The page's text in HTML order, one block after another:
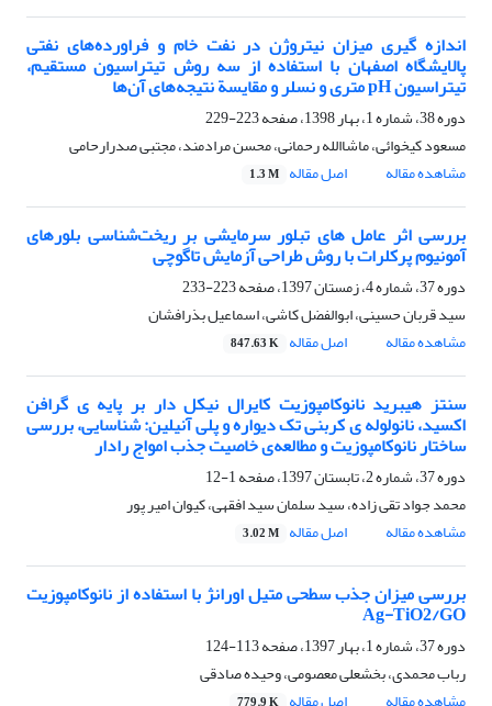
اندازه گیری میزان نیتروژن در نفت خام و فراورده‌های نفتی
پالایشگاه اصفهان با استفاده از سه روش تیتراسیون مستقیم،
تیتراسیون pH متری و نسلر و مقایسة نتیجه‌های آن‌ها
دوره 38، شماره 1، بهار 1398، صفحه
223-229
مسعود کیخوائی، ماشاالله رحمانی، محسن مرادمند، مجتبی صدرارحامی
مشاهده مقاله
اصل مقاله 1.3 M
بررسی اثر عامل های تبلور سرمایشی بر ریخت‌شناسی بلورهای
آمونیوم پرکلرات با روش طراحی آزمایش تاگوچی
دوره 37، شماره 4، زمستان 1397، صفحه
223-233
سید قربان حسینی، ابوالفضل کاشی، اسماعیل بذرافشان
مشاهده مقاله
اصل مقاله 847.63 K
سنتز هیبرید نانوکامپوزیت کایرال نیکل دار بر پایه ی گرافن
اکسید، نانولوله ی کربنی تک دیواره و پلی آنیلین: شناسایی، بررسی
ساختار نانوکامپوزیت و مطالعه‌ی خاصیت جذب امواج رادار
دوره 37، شماره 2، تابستان 1397، صفحه
1-12
محمد جواد تقی زاده، سید سلمان سید افقهی، کیوان امیر پور
مشاهده مقاله
اصل مقاله 3.02 M
بررسی میزان جذب سطحی متیل اورانژ با استفاده از نانوکامپوزیت
Ag-TiO2/GO
دوره 37، شماره 1، بهار 1397، صفحه
113-124
رباب محمدی، بخشعلی معصومی، وحیده صادقی